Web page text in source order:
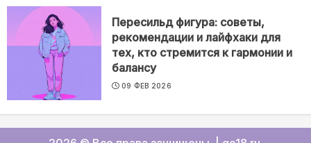
Пересильд фигура: советы,
рекомендации и лайфхаки для
тех, кто стремится к гармонии и
балансу
09 ФЕВ 2026